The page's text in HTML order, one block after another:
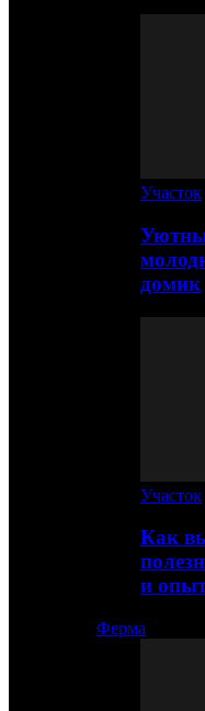
Участок
домик
Участок
Как
и
Ферма